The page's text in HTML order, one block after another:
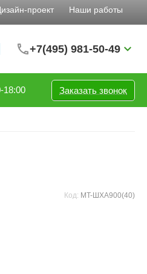
проект Наши работы
+7(495) 981-50-49
Заказать звонок
18:00
Код: MT-ШХА900(40)